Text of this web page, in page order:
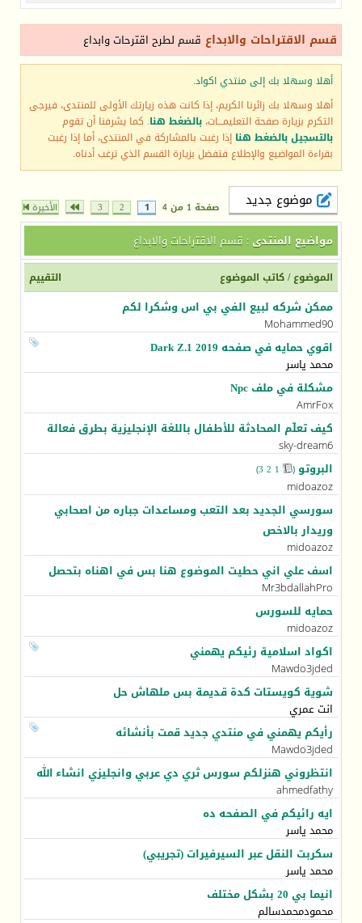
قسم الاقتراحات والابداع قسم لطرح اقترحات وابداع
أهلا وسهلا بك إلى منتدي اكواد.
أهلا وسهلا بك زائرنا الكريم، إذا كانت هذه زيارتك الأولى للمنتدى، فيرجى
التكرم بزيارة صفحة التعليمـــات، بالضغط هنا. كما يشرفنا أن تقوم
بالتسجيل بالضغط هنا إذا رغبت بالمشاركة في المنتدى، أما إذا رغبت
بقراءة المواضيع والإطلاع فتفضل بزيارة القسم الذي ترغب أدناه.
موضوع جديد صفحة 1 من 4 1
2
3 الأخيرة
مواضيع المنتدى: قسم الاقتراحات والابداع
التقييم الموضوع/كاتب الموضوع
ممكن شركه لبيع الفي بي اس وشكرا لكم
Mohammed90
اقوي حمايه في صفحه Dark Z.1 2019
محمد ياسر
مشكلة في ملف Npc
AmrFox
كيف تعلّم المحادثة للأطفال باللغة الإنجليزية بطرق فعالة
sky-dream6
البروتو (
1
2
3
)
midoazoz
سورسي الجديد بعد التعب ومساعدات جباره من اصحابي
وريدار بالاخص
midoazoz
اسف علي اني حطيت الموضوع هنا بس في اهناه بتحصل
Mr3bdallahPro
حمايه للسورس
midoazoz
اكواد اسلامية رئيكم يهمني
Mawdo3jded
شوية كويستات كدة قديمة بس ملهاش حل
انت عمري
رأيكم يهمني في منتدي جديد قمت بأنشائه
Mawdo3jded
انتظروني هنزلكم سورس ثري دي عربي وانجليزي انشاء الله
ahmedfathy
ايه رائيكم في الصفحه ده
محمد ياسر
سكربت النقل عبر السيرفيرات (تجريبي)
محمد ياسر
انيما بي 20 بشكل مختلف
محمودمحمدسالم